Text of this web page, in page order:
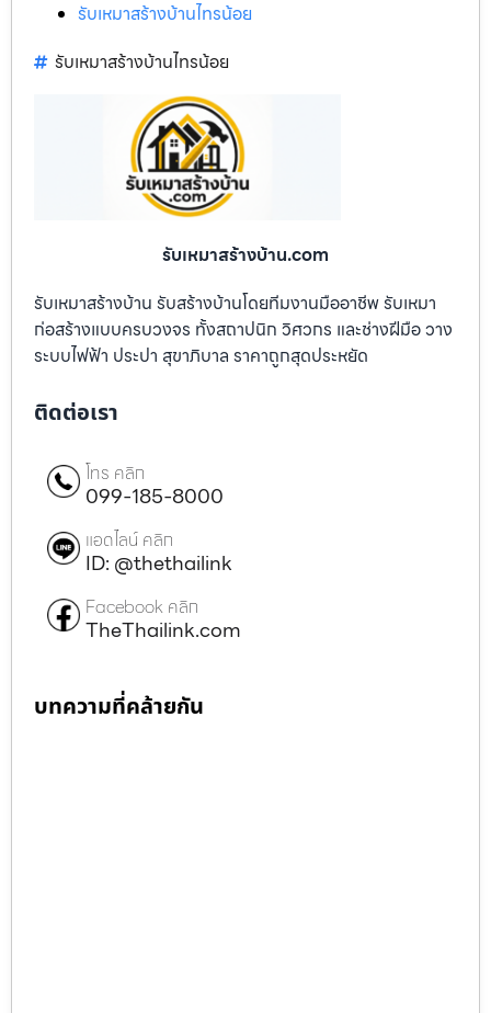
รับเหมาสร้างบ้านไทรน้อย
รับเหมาสร้างบ้านไทรน้อย
รับเหมาสร้างบ้าน.com
รับเหมาสร้างบ้าน รับสร้างบ้านโดยทีมงานมืออาชีพ รับเหมา
ก่อสร้างแบบครบวงจร ทั้งสถาปนิก วิศวกร และช่างฝีมือ วาง
ระบบไฟฟ้า ประปา สุขาภิบาล ราคาถูกสุดประหยัด
ติดต่อเรา
โทร คลิก
099-185-8000
แอดไลน์ คลิก
ID: @thethailink
Facebook คลิก
TheThailink.com
บทความที่คล้ายกัน